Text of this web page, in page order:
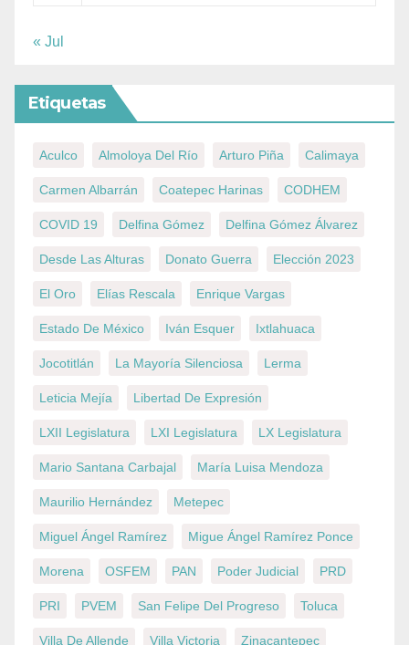
« Jul
Etiquetas
Aculco Almoloya Del Río Arturo Piña Calimaya
Carmen Albarrán Coatepec Harinas CODHEM
COVID 19 Delfina Gómez Delfina Gómez Álvarez
Desde Las Alturas Donato Guerra Elección 2023
El Oro Elías Rescala Enrique Vargas
Estado De México Iván Esquer Ixtlahuaca
Jocotitlán La Mayoría Silenciosa Lerma
Leticia Mejía Libertad De Expresión
LXII Legislatura LXI Legislatura LX Legislatura
Mario Santana Carbajal María Luisa Mendoza
Maurilio Hernández Metepec
Miguel Ángel Ramírez Migue Ángel Ramírez Ponce
Morena OSFEM PAN Poder Judicial PRD
PRI PVEM San Felipe Del Progreso Toluca
Villa De Allende Villa Victoria Zinacantepec